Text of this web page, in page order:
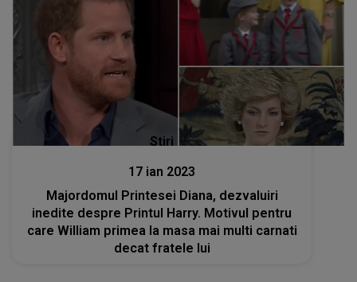
Stiri
17 ian 2023
Majordomul Printesei Diana, dezvaluiri
inedite despre Printul Harry. Motivul pentru
care William primea la masa mai multi carnati
decat fratele lui